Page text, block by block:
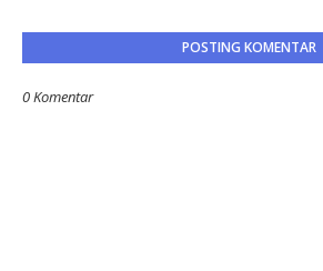
POSTING KOMENTAR
0 Komentar